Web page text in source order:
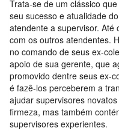
Trata-se de um clássico
seu sucesso e atualidade
atendente a supervisor. Até
com os outros atendentes.
no comando de seus ex-
apoio de sua gerente, que
promovido dentre seus ex-
é fazê-los perceberem a
ajudar supervisores
firmeza, mas também
supervisores experientes.